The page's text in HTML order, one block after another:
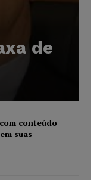
de
conteúdo
suas